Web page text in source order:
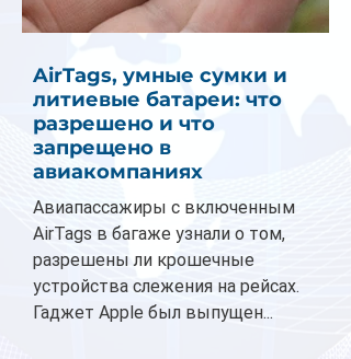
AirTags, умные сумки и
литиевые батареи: что
разрешено и что
запрещено в
авиакомпаниях
Авиапассажиры с включенным
AirTags в багаже узнали о том,
разрешены ли крошечные
устройства слежения на рейсах.
Гаджет Apple был выпущен...